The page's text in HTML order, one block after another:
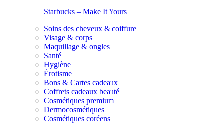
Starbucks – Make It Yours
Soins des cheveux & coiffure
Visage & corps
Maquillage & ongles
Santé
Hygiène
Érotisme
Bons & Cartes cadeaux
Coffrets cadeaux beauté
Cosmétiques premium
Dermocosmétiques
Cosmétiques coréens